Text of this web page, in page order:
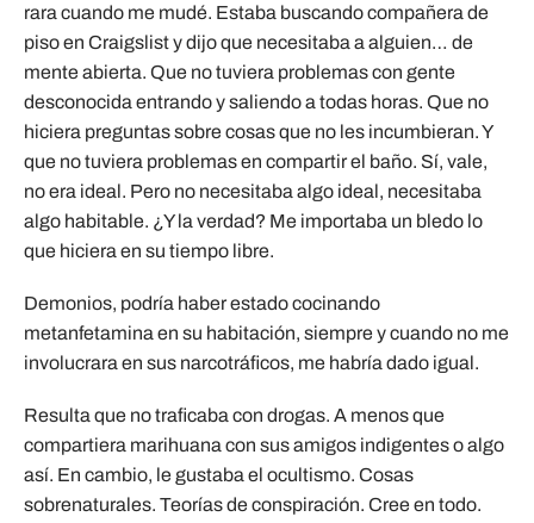
rara cuando me mudé. Estaba buscando compañera de
piso en Craigslist y dijo que necesitaba a alguien… de
mente abierta. Que no tuviera problemas con gente
desconocida entrando y saliendo a todas horas. Que no
hiciera preguntas sobre cosas que no les incumbieran. Y
que no tuviera problemas en compartir el baño. Sí, vale,
no era ideal. Pero no necesitaba algo ideal, necesitaba
algo habitable. ¿Y la verdad? Me importaba un bledo lo
que hiciera en su tiempo libre.
Demonios, podría haber estado cocinando
metanfetamina en su habitación, siempre y cuando no me
involucrara en sus narcotráficos, me habría dado igual.
Resulta que no traficaba con drogas. A menos que
compartiera marihuana con sus amigos indigentes o algo
así. En cambio, le gustaba el ocultismo. Cosas
sobrenaturales. Teorías de conspiración. Cree en todo.